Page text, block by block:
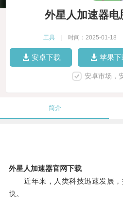
外星人加速器电
工具 时间：2025-01-18
安卓下载 苹果下
安卓市场，
简介
外星人加速器官网下载
近年来，人类科技迅速发展，
快。